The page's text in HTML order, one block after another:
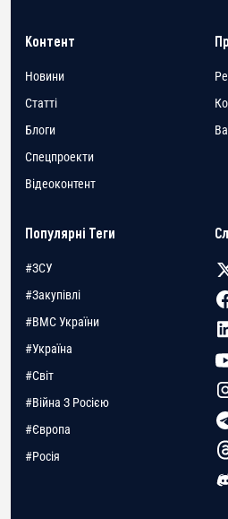
Контент
Новини
Статті
Блоги
Спецпроекти
Відеоконтент
Популярні Теги
#ЗСУ
#Закупівлі
#ВМС України
#Україна
#Світ
#Війна З Росією
#Європа
#Росія